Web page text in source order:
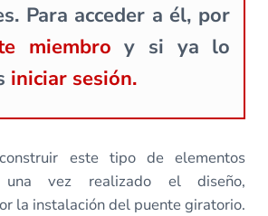
Para acceder a él, por
miembro y si ya lo
iniciar sesión.
este tipo de elementos
vez realizado el diseño,
la instalación del puente giratorio.